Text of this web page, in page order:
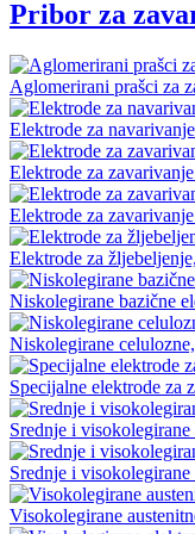
Pribor za
Aglomerirani prašci za
Elektrode za navarivanje
Elektrode za
Elektrode za
Elektrode za
Niskolegirane bazične
Niskolegirane
Specijalne elektrode za
Srednje i
Srednje i
Visokolegirane